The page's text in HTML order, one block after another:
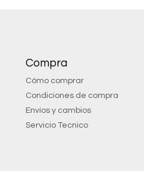
Compra
Cómo comprar
Condiciones de compra
Envíos y cambios
Servicio Tecnico